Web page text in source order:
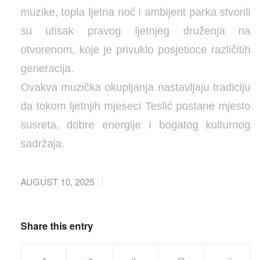
muzike, topla ljetna noć i ambijent parka stvorili
su utisak pravog ljetnjeg druženja na
otvorenom, koje je privuklo posjetioce različitih
generacija.
Ovakva muzička okupljanja nastavljaju tradiciju
da tokom ljetnjih mjeseci Teslić postane mjesto
susreta, dobre energije i bogatog kulturnog
sadržaja.
AUGUST 10, 2025 /
Share this entry